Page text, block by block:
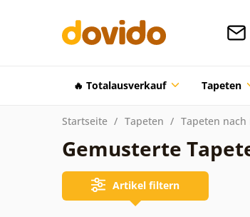
🔥 Totalausverkauf Tapeten
Startseite Tapeten Tapeten nach
Gemusterte
Artikel filtern